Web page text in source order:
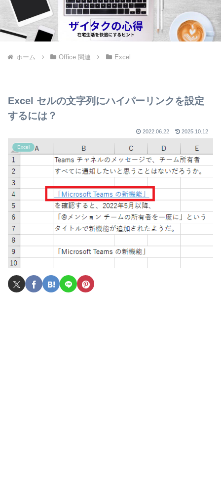
ホーム Office 関連 Excel
Excel セルの文字列にハイパーリンクを設定
するには？
2022.06.22 2025.10.12
Excel